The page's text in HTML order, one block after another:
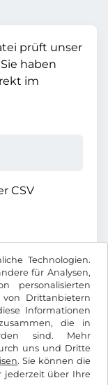
Technologien.
für Analysen,
personalisierten
Drittanbietern
Informationen
die in
sind. Mehr
uns und Dritte
. Sie können die
jederzeit über Ihre
prüft unser
haben
im
CSV